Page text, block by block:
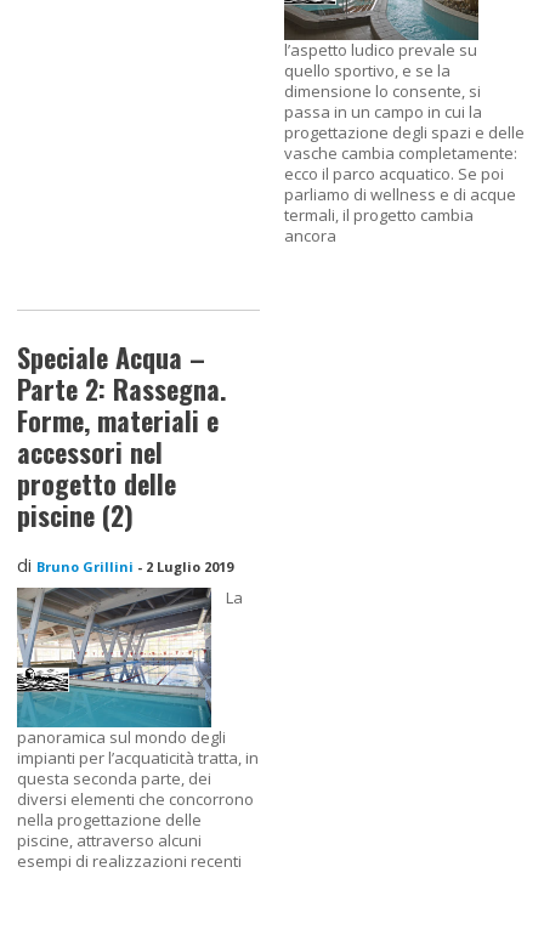
l’aspetto ludico prevale su
quello sportivo, e se la
dimensione lo consente, si
passa in un campo in cui la
progettazione degli spazi e delle
vasche cambia completamente:
ecco il parco acquatico. Se poi
parliamo di wellness e di acque
termali, il progetto cambia
ancora
Speciale Acqua –
Parte 2: Rassegna.
Forme, materiali e
accessori nel
progetto delle
piscine (2)
di Bruno Grillini - 2 Luglio 2019
La
panoramica sul mondo degli
impianti per l’acquaticità tratta, in
questa seconda parte, dei
diversi elementi che concorrono
nella progettazione delle
piscine, attraverso alcuni
esempi di realizzazioni recenti